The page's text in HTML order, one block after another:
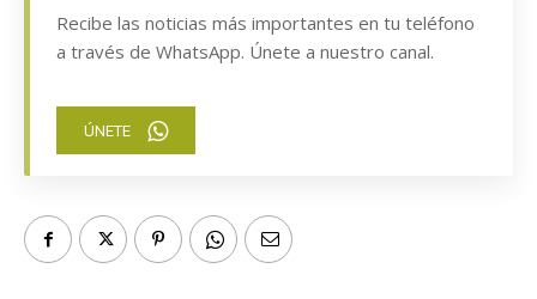
Recibe las noticias más importantes en tu teléfono
a través de WhatsApp. Únete a nuestro canal.
ÚNETE